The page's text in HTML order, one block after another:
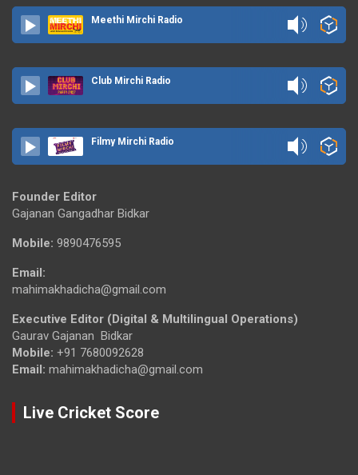
Meethi Mirchi Radio
Club Mirchi Radio
Filmy Mirchi Radio
Founder Editor
Gajanan Gangadhar Bidkar
Mobile: 9890476595
Email:
mahimakhadicha@gmail.com
Executive Editor (Digital & Multilingual Operations)
Gaurav Gajanan Bidkar
Mobile: +91 7680092628
Email: mahimakhadicha@gmail.com
Live Cricket Score